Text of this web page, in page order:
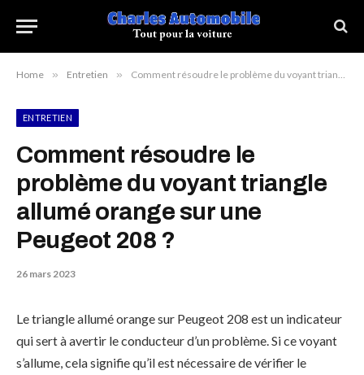
Home » Entretien » Comment résoudre le problème du voyant triangle allumé orange sur une Peugeot 208 ?
ENTRETIEN
Comment résoudre le
problème du voyant triangle
allumé orange sur une
Peugeot 208 ?
26 mars 2023
Le triangle allumé orange sur Peugeot 208 est un indicateur
qui sert à avertir le conducteur d’un problème. Si ce voyant
s’allume, cela signifie qu’il est nécessaire de vérifier le